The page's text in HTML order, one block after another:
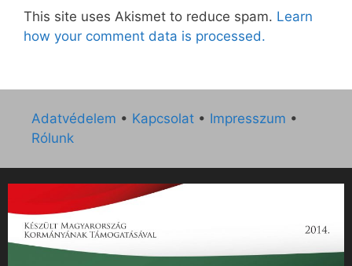
This site uses Akismet to reduce spam. Learn
how your comment data is processed.
Adatvédelem • Kapcsolat • Impresszum •
Rólunk